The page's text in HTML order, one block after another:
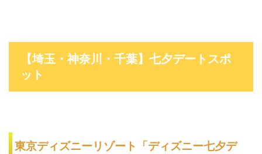
【埼玉・神奈川・千葉】七夕デートスポ
ット
東京ディズニーリゾート「ディズニー七夕デ